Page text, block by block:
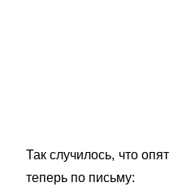
Так случилось, что
теперь по письму: